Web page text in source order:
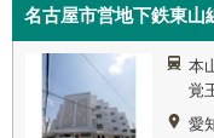
名古屋市営地下鉄東山
本
覚
愛